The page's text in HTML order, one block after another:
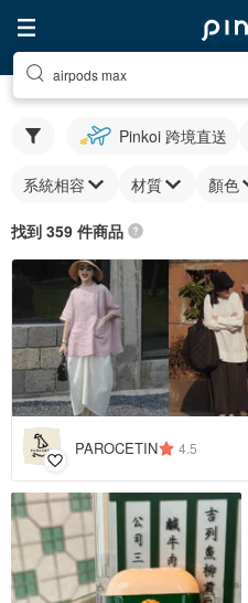
airpods max
Pinkoi 跨境直送
系統相容 材質 顏色
找到 359 件商品
PAROCETIN 4.5